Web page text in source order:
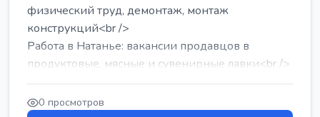
физический труд, демонтаж, монтаж
конструкций<br />
Работа в Натанье: вакансии продавцов в
продуктовые, мясные и сувенирные лавки<br />
Разнорабочий на сборку м...
0 просмотров